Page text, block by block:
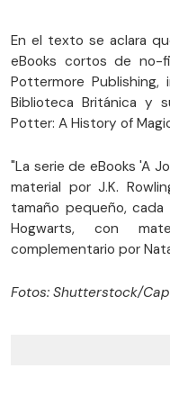
En el texto se aclara
eBooks cortos de no-
Pottermore
Biblioteca Británica y
Potter: A History of
"La serie de eBooks 'A
material por J.K.
tamaño pequeño,
Hogwarts, con
complementario por
Fotos: Shutterstock/